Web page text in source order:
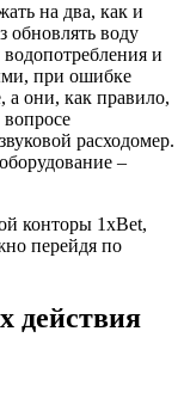
на два, как и
обновлять воду
и
при ошибке
а они, как правило,
расходомер.
–
конторы 1xBet,
перейдя по
действия